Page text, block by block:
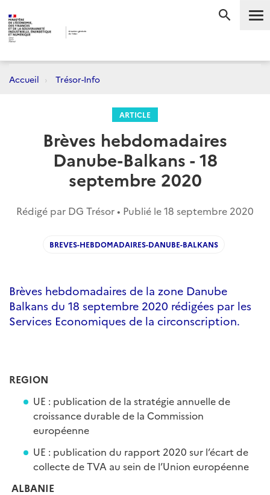
Accueil Trésor-Info
ARTICLE
Brèves hebdomadaires
Danube-Balkans - 18
septembre 2020
Rédigé par DG Trésor • Publié le18 septembre 2020
BREVES-HEBDOMADAIRES-DANUBE-BALKANS
Brèves hebdomadaires de la zone Danube
Balkans du 18 septembre 2020 rédigées par les
Services Economiques de la circonscription.
REGION
UE : publication de la stratégie annuelle de
croissance durable de la Commission
européenne
UE : publication du rapport 2020 sur l’écart de
collecte de TVA au sein de l’Union européenne
ALBANIE